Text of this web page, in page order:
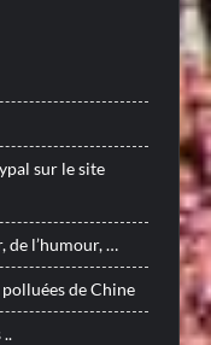
sur le site
de l’humour, …
de Chine